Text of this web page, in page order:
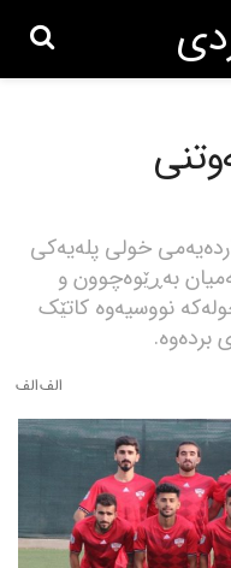
خولی پلەیەکی
بەڕێوەچوون و
نووسیەوە کاتێک
بردەوە.